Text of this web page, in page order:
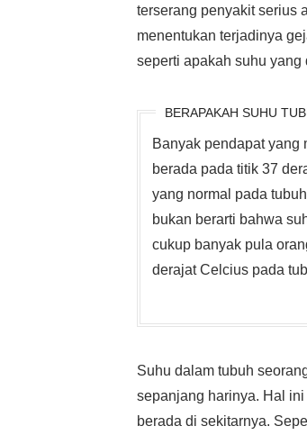
terserang penyakit serius
menentukan terjadinya
seperti apakah suhu
BERAPAKAH SUHU
Banyak pendapat yang
berada pada titik 37
yang normal pada
bukan berarti bahwa
cukup banyak pula
derajat Celcius pada
Suhu dalam tubuh
sepanjang harinya. Hal
berada di sekitarnya.